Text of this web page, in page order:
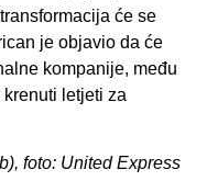
će se
je objavio da će
kompanije, među
letjeti za
foto: United Express